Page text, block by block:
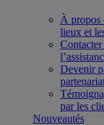
À propos
lieux et
Contacter
Devenir
par les
Nouveautés